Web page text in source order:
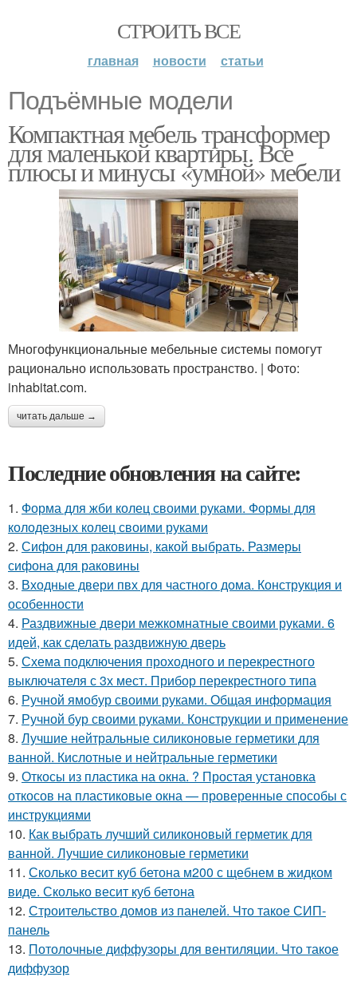
СТРОИТЬ ВСЕ
главная новости статьи
Подъёмные модели
Компактная мебель трансформер
для маленькой квартиры. Все
плюсы и минусы «умной» мебели
Многофункциональные мебельные системы помогут
рационально использовать пространство. | Фото:
inhabitat.com.
читать дальше →
Последние обновления на сайте:
1. Форма для жби колец своими руками. Формы для
колодезных колец своими руками
2. Сифон для раковины, какой выбрать. Размеры
сифона для раковины
3. Входные двери пвх для частного дома. Конструкция и
особенности
4. Раздвижные двери межкомнатные своими руками. 6
идей, как сделать раздвижную дверь
5. Схема подключения проходного и перекрестного
выключателя с 3х мест. Прибор перекрестного типа
6. Ручной ямобур своими руками. Общая информация
7. Ручной бур своими руками. Конструкции и применение
8. Лучшие нейтральные силиконовые герметики для
ванной. Кислотные и нейтральные герметики
9. Откосы из пластика на окна. ? Простая установка
откосов на пластиковые окна — проверенные способы с
инструкциями
10. Как выбрать лучший силиконовый герметик для
ванной. Лучшие силиконовые герметики
11. Сколько весит куб бетона м200 с щебнем в жидком
виде. Сколько весит куб бетона
12. Строительство домов из панелей. Что такое СИП-
панель
13. Потолочные диффузоры для вентиляции. Что такое
диффузор